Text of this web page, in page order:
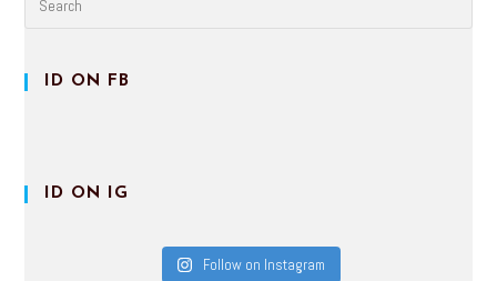
ID ON FB
ID ON IG
Follow on Instagram